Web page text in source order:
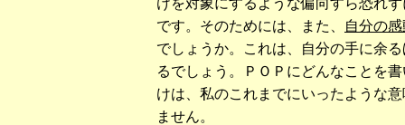
けを対象にするような偏向すら恐れ
です。そのためには、また、
自分の
でしょうか。これは、自分の手に余
るでしょう。ＰＯＰにどんなことを
けは、私のこれまでにいったような
ません。